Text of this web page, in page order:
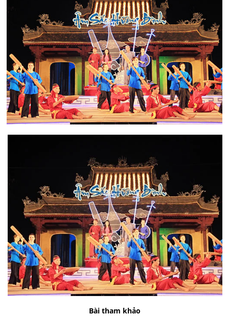
Bài tham khảo